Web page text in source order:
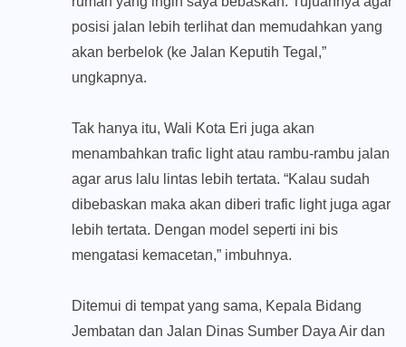
posisi jalan lebih terlihat dan memudahkan yang
akan berbelok (ke Jalan Keputih Tegal,”
ungkapnya.
Tak hanya itu, Wali Kota Eri juga akan
menambahkan trafic light atau rambu-rambu jalan
agar arus lalu lintas lebih tertata. “Kalau sudah
dibebaskan maka akan diberi trafic light juga agar
lebih tertata. Dengan model seperti ini bis
mengatasi kemacetan,” imbuhnya.
Ditemui di tempat yang sama, Kepala Bidang
Jembatan dan Jalan Dinas Sumber Daya Air dan